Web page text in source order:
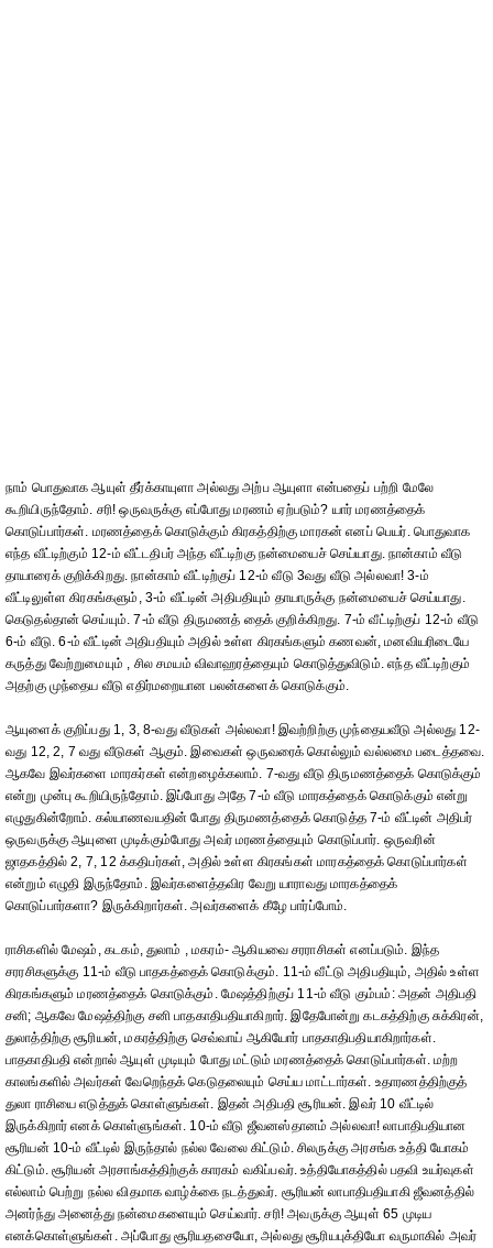
நாம் பொதுவாக ஆயுள் தீர்க்காயுளா அல்லது அற்ப ஆயுளா என்பதைப் பற்றி மேலே
கூறியிருந்தோம். சரி! ஒருவருக்கு எப்போது மரணம் ஏற்படும்? யார் மரணத்தைக்
கொடுப்பார்கள். மரணத்தைக் கொடுக்கும் கிரகத்திற்கு மாரகன் எனப் பெயர். பொதுவாக
எந்த வீட்டிற்கும் 12-ம் வீட்டதிபர் அந்த வீட்டிற்கு நன்மையைச் செய்யாது. நான்காம் வீடு
தாயாரைக் குறிக்கிறது. நான்காம் வீட்டிற்குப் 12-ம் வீடு 3வது வீடு அல்லவா! 3-ம்
வீட்டிலுள்ள கிரகங்களும், 3-ம் வீட்டின் அதிபதியும் தாயாருக்கு நன்மையைச் செய்யாது.
கெடுதல்தான் செய்யும். 7-ம் வீடு திருமணத் தைக் குறிக்கிறது. 7-ம் வீட்டிற்குப் 12-ம் வீடு
6-ம் வீடு. 6-ம் வீட்டின் அதிபதியும் அதில் உள்ள கிரகங்களும் கணவன், மனவியரிடையே
கருத்து வேற்றுமையும் , சில சமயம் விவாஹரத்தையும் கொடுத்துவிடும். எந்த வீட்டிற்கும்
அதற்கு முந்தைய வீடு எதிர்மறையான பலன்களைக் கொடுக்கும்.
ஆயுளைக் குறிப்பது 1, 3, 8-வது வீடுகள் அல்லவா! இவற்றிற்கு முந்தையவீடு அல்லது 12-
வது 12, 2, 7 வது வீடுகள் ஆகும். இவைகள் ஒருவரைக் கொல்லும் வல்லமை படைத்தவை.
ஆகவே இவர்களை மாரகர்கள் என்றழைக்கலாம். 7-வது வீடு திருமணத்தைக் கொடுக்கும்
என்று முன்பு கூறியிருந்தோம். இப்போது அதே 7-ம் வீடு மாரகத்தைக் கொடுக்கும் என்று
எழுதுகின்றோம். கல்யாணவயதின் போது திருமணத்தைக் கொடுத்த 7-ம் வீட்டின் அதிபர்
ஒருவருக்கு ஆயுளை முடிக்கும்போது அவர் மரணத்தையும் கொடுப்பார். ஒருவரின்
ஜாதகத்தில் 2, 7, 12 க்கதிபர்கள், அதில் உள்ள கிரகங்கள் மாரகத்தைக் கொடுப்பார்கள்
என்றும் எழுதி இருந்தோம். இவர்களைத்தவிர வேறு யாராவது மாரகத்தைக்
கொடுப்பார்களா? இருக்கிறார்கள். அவர்களைக் கீழே பார்ப்போம்.
ராசிகளில் மேஷம், கடகம், துலாம் , மகரம்- ஆகியவை சரராசிகள் எனப்படும். இந்த
சரரசிகளுக்கு 11-ம் வீடு பாதகத்தைக் கொடுக்கும். 11-ம் வீட்டு அதிபதியும், அதில் உள்ள
கிரகங்களும் மரணத்தைக் கொடுக்கும். மேஷத்திற்குப் 11-ம் வீடு கும்பம்: அதன் அதிபதி
சனி; ஆகவே மேஷத்திற்கு சனி பாதகாதிபதியாகிறார். இதேபோன்று கடகத்திற்கு சுக்கிரன்,
துலாத்திற்கு சூரியன், மகரத்திற்கு செவ்வாய் ஆகியோர் பாதகாதிபதியாகிறார்கள்.
பாதகாதிபதி என்றால் ஆயுள் முடியும் போது மட்டும் மரணத்தைக் கொடுப்பார்கள். மற்ற
காலங்களில் அவர்கள் வேறெந்தக் கெடுதலையும் செய்ய மாட்டார்கள். உதாரணத்திற்குத்
துலா ராசியை எடுத்துக் கொள்ளுங்கள். இதன் அதிபதி சூரியன். இவர் 10 வீட்டில்
இருக்கிறார் எனக் கொள்ளுங்கள். 10-ம் வீடு ஜீவனஸ்தானம் அல்லவா! லாபாதிபதியான
சூரியன் 10-ம் வீட்டில் இருந்தால் நல்ல வேலை கிட்டும். சிலருக்கு அரசங்க உத்தி யோகம்
கிட்டும். சூரியன் அரசாங்கத்திற்குக் காரகம் வகிப்பவர். உத்தியோகத்தில் பதவி உயர்வுகள்
எல்லாம் பெற்று நல்ல விதமாக வாழ்க்கை நடத்துவர். சூரியன் லாபாதிபதியாகி ஜீவனத்தில்
அனர்ந்து அனைத்து நன்மைகளையும் செய்வார். சரி! அவருக்கு ஆயுள் 65 முடிய
எனக்கொள்ளுங்கள். அப்போது சூரியதசையோ, அல்லது சூரியபுக்தியோ வருமாகில் அவர்